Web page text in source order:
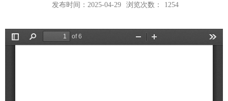
发布时间：2025-04-29 浏览次数： 1254